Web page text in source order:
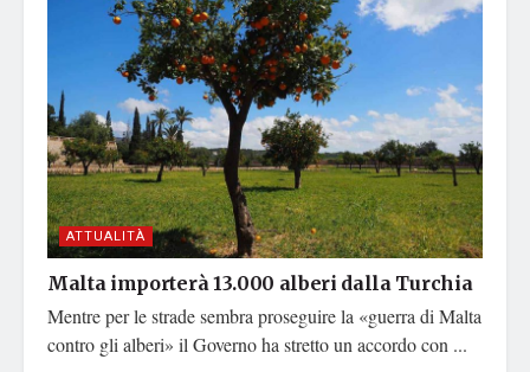
ATTUALITÀ
Malta importerà 13.000 alberi dalla Turchia
Mentre per le strade sembra proseguire la «guerra di Malta
contro gli alberi» il Governo ha stretto un accordo con ...